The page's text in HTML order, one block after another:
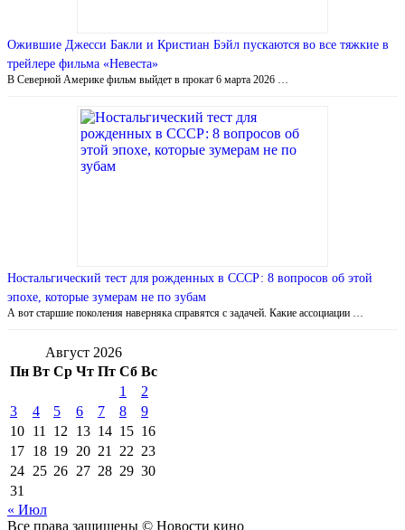
Ожившие Джесси Бакли и Кристиан Бэйл пускаются во все тяжкие в
трейлере фильма «Невеста»
В Северной Америке фильм выйдет в прокат 6 марта 2026 …
Ностальгический тест для рожденных в СССР: 8 вопросов об этой
эпохе, которые зумерам не по зубам
А вот старшие поколения наверняка справятся с задачей. Какие ассоциации …
Август 2026
Пн Вт Ср Чт Пт Сб Вс
1
2
3
4 5 6 7 8
9
10 11 12 13 14 15 16
17 18 19 20 21 22 23
24 25 26 27 28 29 30
31
« Июл
Все права защищены © Новости кино